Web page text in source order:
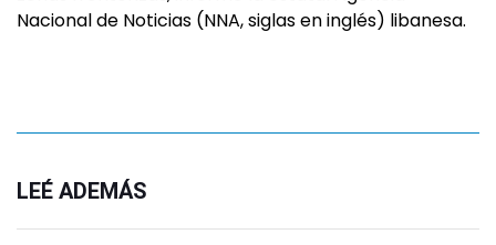
Nacional de Noticias (NNA, siglas en inglés) libanesa.
LEÉ ADEMÁS